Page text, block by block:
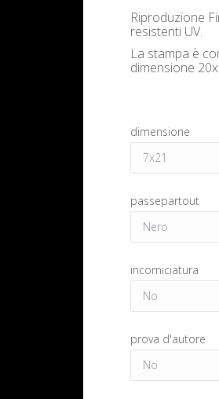
Riproduzione
resistenti UV.
La stampa è
dimensione
dimensione
passepartout
incorniciatura
prova